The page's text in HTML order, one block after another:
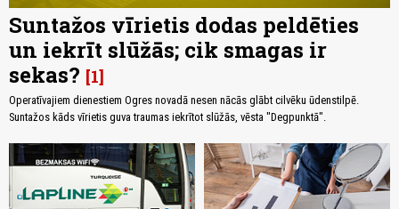
Suntažos vīrietis dodas peldēties
un iekrīt slūžās; cik smagas ir
sekas? 1
Operatīvajiem dienestiem Ogres novadā nesen nācās glābt cilvēku ūdenstilpē.
Suntažos kāds vīrietis guva traumas iekrītot slūžās, vēsta "Degpunktā".